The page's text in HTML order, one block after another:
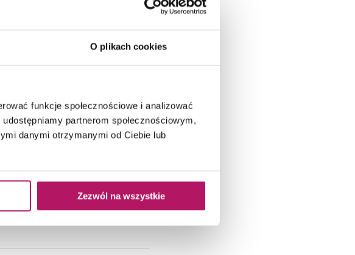
O plikach cookies
funkcje społecznościowe i analizować
partnerom społecznościowym,
danymi otrzymanymi od Ciebie lub
Zezwól na wszystkie